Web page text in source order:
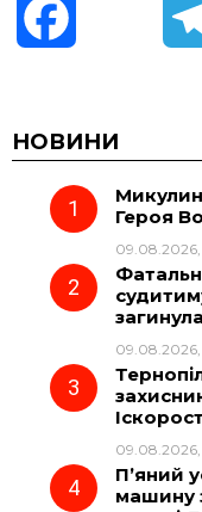
c
e
o
o
НОВИНИ
Героя
09.08.2026,
09.08.2026,
09.08.2026,
П’яний
машину